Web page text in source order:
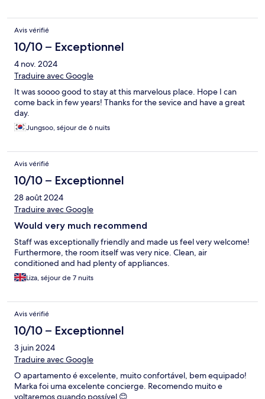
Avis vérifié
10/10 – Exceptionnel
4 nov. 2024
Traduire avec Google
It was soooo good to stay at this marvelous place. Hope I can
come back in few years! Thanks for the sevice and have a great
day.
Jungsoo, séjour de 6 nuits
Avis vérifié
10/10 – Exceptionnel
28 août 2024
Traduire avec Google
Would very much recommend
Staff was exceptionally friendly and made us feel very welcome!
Furthermore, the room itself was very nice. Clean, air
conditioned and had plenty of appliances.
Liza, séjour de 7 nuits
Avis vérifié
10/10 – Exceptionnel
3 juin 2024
Traduire avec Google
O apartamento é excelente, muito confortável, bem equipado!
Marka foi uma excelente concierge. Recomendo muito e
voltaremos quando possível 😊